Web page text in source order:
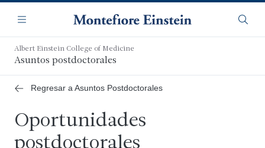
contenido
principal
Navegación
Menú
Albert Einstein College of Medicine
Asuntos postdoctorales
Regresar a Asuntos Postdoctorales
Oportunidades
postdoctorales